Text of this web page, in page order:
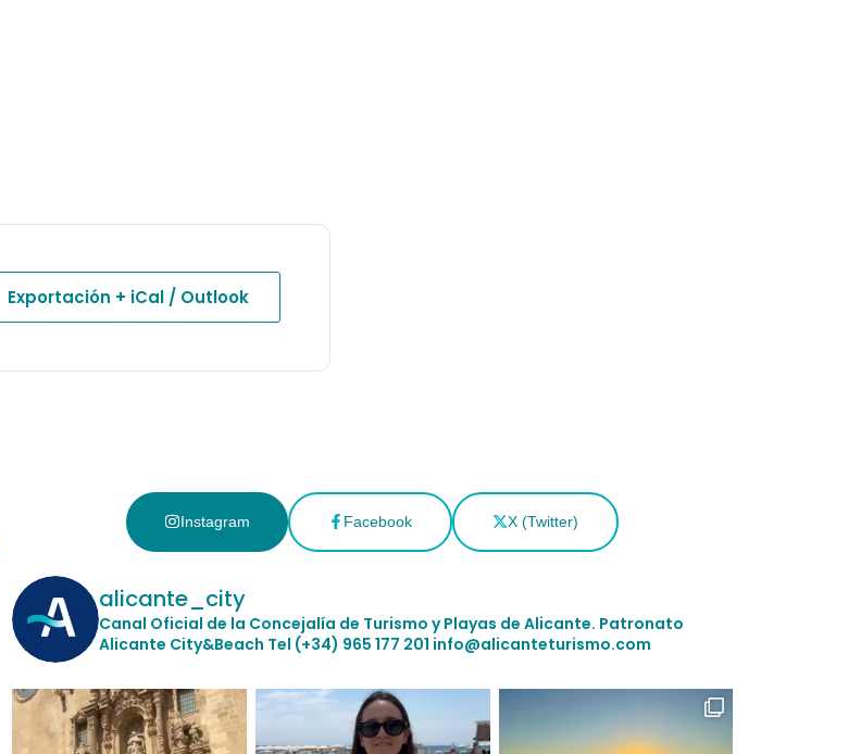
Exportación + iCal / Outlook
Instagram Facebook X (Twitter)
alicante_city
Canal Oficial de la Concejalía de Turismo y Playas de Alicante. Patronato
Alicante City&Beach Tel (+34) 965 177 201 info@alicanteturismo.com